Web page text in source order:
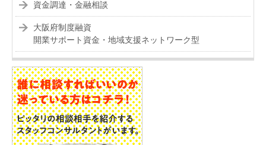
資金調達・金融相談
大阪府制度融資
開業サポート資金・地域支援ネットワーク型